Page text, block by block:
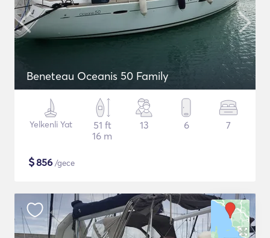
Beneteau Oceanis 50 Family
Yelkenli Yat
51 ft
16 m
13 6 7
$856 /gece